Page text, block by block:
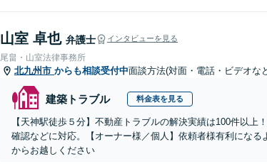
山室 卓也 弁護士 インタビューを見る
尾畠・山室法律事務所
北九州市 からも相談受付中面談方法(対面・電話・ビデオな
建築トラブル 料金表を見る
【天神駅徒歩５分】不動産トラブルの解決実績は100件以
確認などに対応。【オーナー様／個人】依頼者様有利にな
からお越しください